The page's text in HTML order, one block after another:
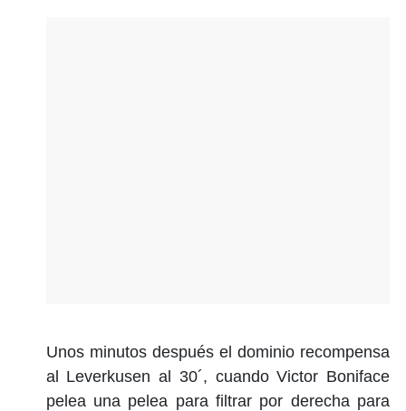
Unos minutos después el dominio recompensa
al Leverkusen al 30´, cuando Victor Boniface
pelea una pelea para filtrar por derecha para